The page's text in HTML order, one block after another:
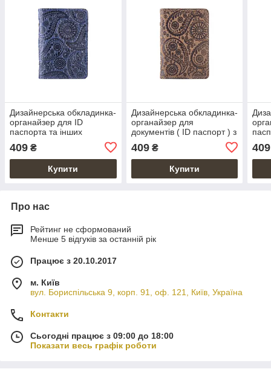
Дизайнерська обкладинка-
органайзер для ID
паспорта та інших
шкіри блакитного кольору
409 ₴
Купити
Дизайнерська обкладинка-
органайзер для
документів ( ID паспорт ) з
оливкового кольору шкіри
409₴
Купити
409
Про нас
Рейтинг не сформований
Менше 5 відгуків за останній рік
Працює з 20.10.2017
м. Київ
вул. Бориспільська 9, корп. 91, оф. 121, Київ, Україна
Контакти
Сьогодні працює з 09:00 до 18:00
Показати весь графік роботи